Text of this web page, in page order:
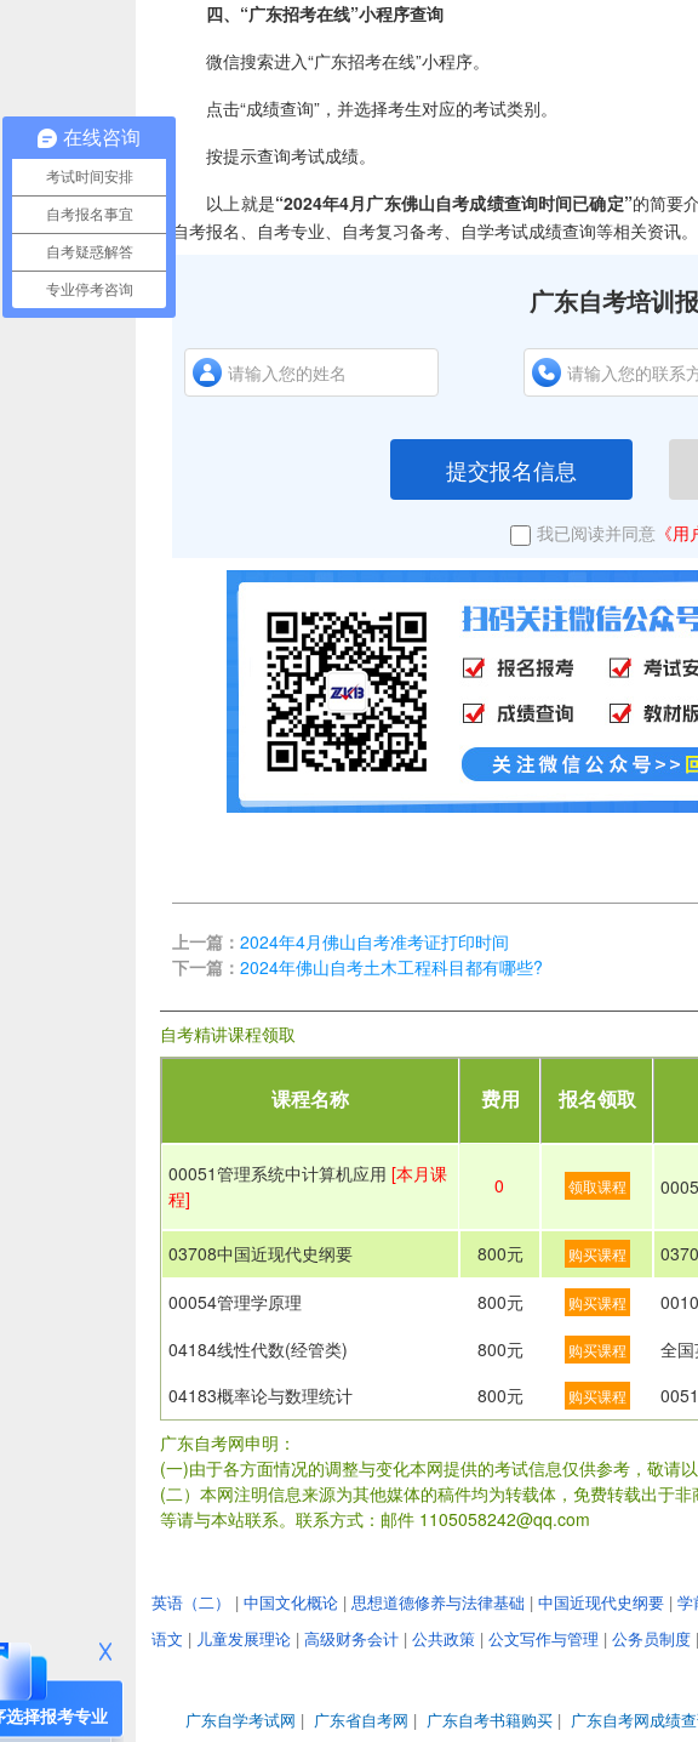
四、“广东招考在线”小程序查询
微信搜索进入“广东招考在线”小程序。
点击“成绩查询”，并选择考生对应的考试类别。
按提示查询考试成绩。
以上就是“2024年4月广东佛山自考成绩查询时间已确定”的简要
自考报名、自考专业、自考复习备考、自学考试成绩查询等相关资讯。
广东自考培训
提交报名信息
我已阅读并同意 《
上一篇： 2024年4月佛山自考准考证打印时间
下一篇： 2024年佛山自考土木工程科目都有哪些?
自考精讲课程领取
课程名称 费用 报名领取
00051管理系统中计算机应用 [本月课
程]
0 领取课程
03708中国近现代史纲要 800元 购买课程
00054管理学原理 800元 购买课程
04184线性代数(经管类) 800元 购买课程 全
04183概率论与数理统计 800元 购买课程
广东自考网申明：
(一)由于各方面情况的调整与变化本网提供的考试信息仅供参考，敬请
(二）本网注明信息来源为其他媒体的稿件均为转载体，免费转载出于
等请与本站联系。联系方式：邮件 1105058242@qq.com
选择报考专业
英语（二） | 中国文化概论 | 思想道德修养与法律基础 | 中国近现代史纲要 | 学
语文 | 儿童发展理论 | 高级财务会计 | 公共政策 | 公文写作与管理 | 公务员制度 |
广东自学考试网 | 广东省自考网 | 广东自考书籍购买 | 广东自考网成绩
在线咨询
考试时间安排
自考报名事宜
自考疑惑解答
专业停考咨询